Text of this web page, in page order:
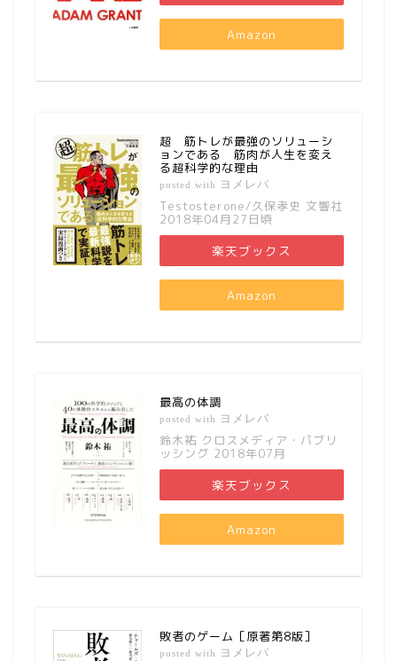
Amazon
超 筋トレが最強のソリューシ
ョンである 筋肉が人生を変え
る超科学的な理由
posted with ヨメレバ
Testosterone/久保孝史 文響社
2018年04月27日頃
楽天ブックス
Amazon
最高の体調
posted with ヨメレバ
鈴木祐 クロスメディア・パブリ
ッシング 2018年07月
楽天ブックス
Amazon
敗者のゲーム［原著第8版］
posted with ヨメレバ